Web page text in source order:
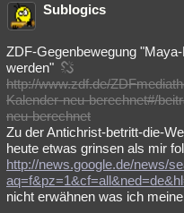
Sublogics
ZDF-Gegenbewegung
werden"
http://www.zdf.de/
Kalender-neu-berechnet#/
neu-berechnet
Zu der Antichrist-betritt-die-
heute etwas grinsen als mir
http://news.google.de/news/
nicht erwähnen was ich